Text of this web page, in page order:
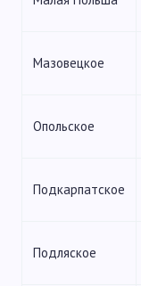
Мазовецкое
Опольское
Подкарпатское
Подляское